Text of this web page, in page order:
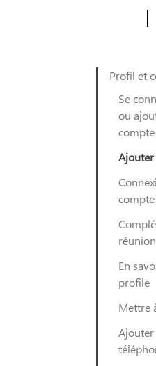
Profil et
Se
ou
compte
compte
En
profile
Mettre